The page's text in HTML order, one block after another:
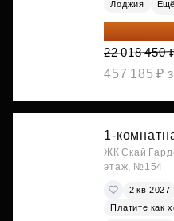
Лоджия Ещё
19 156
22 018 450
457 185 ₽
1-
ЖК Скай
этаж, №154
2 кв 2027
Платите как